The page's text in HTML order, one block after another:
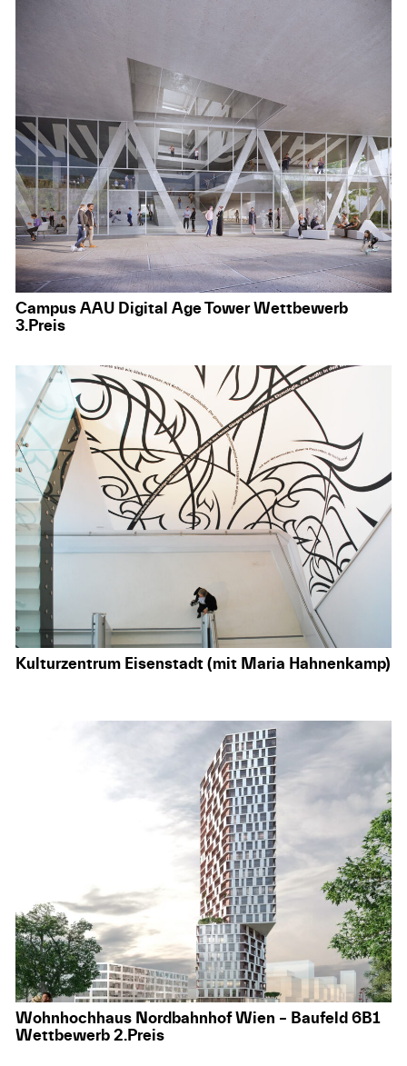
Campus AAU Digital Age Tower Wettbewerb
3.Preis
Kulturzentrum Eisenstadt (mit Maria Hahnenkamp)
Wohnhochhaus Nordbahnhof Wien – Baufeld 6B1
Wettbewerb 2.Preis